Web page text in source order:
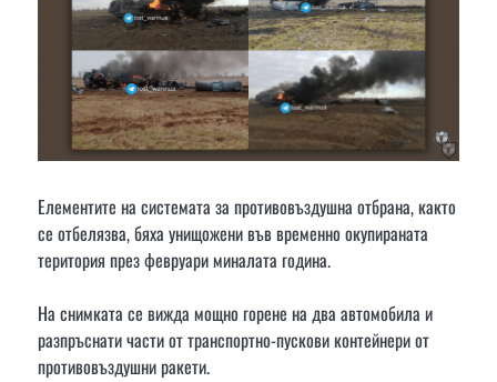
Елементите на системата за противовъздушна отбрана, както
се отбелязва, бяха унищожени във временно окупираната
територия през февруари миналата година.
На снимката се вижда мощно горене на два автомобила и
разпръснати части от транспортно-пускови контейнери от
противовъздушни ракети.